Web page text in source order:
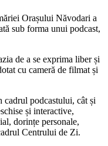
Orașului Năvodari a
sub forma unui podcast,
de a se exprima liber și
cu cameră de filmat și
podcastului, cât și
și interactive,
dorințe personale,
Centrului de Zi.